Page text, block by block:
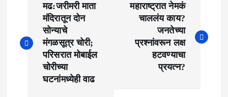
s
मढ:जरीमरी माता
मंदिरातून दोन
सोन्याचे
मंगळसूत्र चोरी;
परिसरात मोबाईल
चोरीच्या
घटनांमध्येही वाढ
महाराष्ट्रात नेमकं
चाललंय काय?
जनतेच्या
प्रश्नांवरून लक्ष
हटवण्याचा
प्रयत्न?